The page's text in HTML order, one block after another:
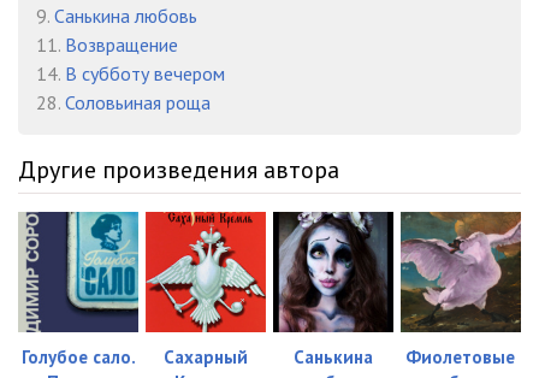
9. Санькина любовь
11. Возвращение
14. В субботу вечером
28. Соловьиная роща
Другие произведения автора
Голубое сало.
Сахарный
Санькина
Фиолетовые